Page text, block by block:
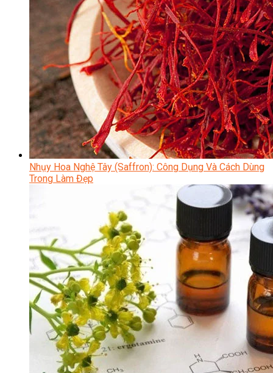
Nhụy Hoa Nghệ Tây (Saffron): Công Dụng Và Cách Dùng
Trong Làm Đẹp